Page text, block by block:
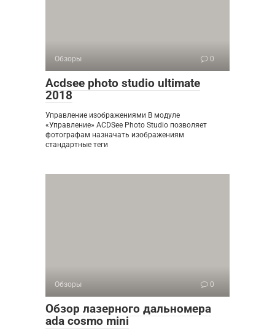
Обзоры 0
Acdsee photo studio ultimate
2018
Управление изображениями В модуле
«Управление» ACDSee Photo Studio позволяет
фотографам назначать изображениям
стандартные теги
Обзоры 0
Обзор лазерного дальномера
ada cosmo mini